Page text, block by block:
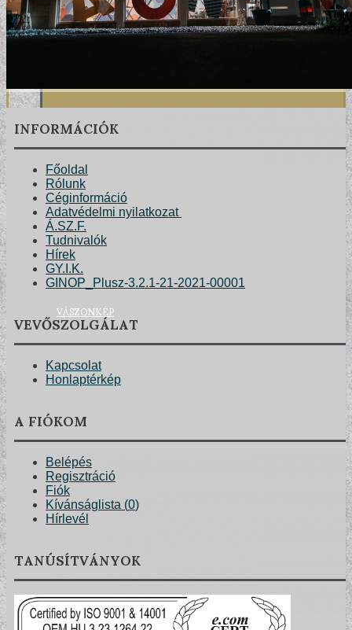
VÁSZONKÉP
INFORMÁCIÓK
Főoldal
Rólunk
Céginformáció
Adatvédelmi nyilatkozat
Á.SZ.F.
Tudnivalók
Hírek
GY.I.K.
GINOP_Plusz-3.2.1-21-2021-00001
VEVŐSZOLGÁLAT
Kapcsolat
Honlaptérkép
A FIÓKOM
Belépés
Regisztráció
Fiók
Kívánságlista (0)
Hírlevél
TANÚSÍTVÁNYOK